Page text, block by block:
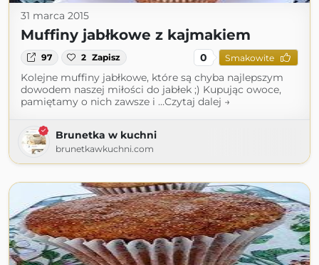
31 marca 2015
Muffiny jabłkowe z kajmakiem
97 2 Zapisz 0 Smakowite
Kolejne muffiny jabłkowe, które są chyba najlepszym
dowodem naszej miłości do jabłek ;) Kupując owoce,
pamiętamy o nich zawsze i …Czytaj dalej →
Brunetka w kuchni
brunetkawkuchni.com